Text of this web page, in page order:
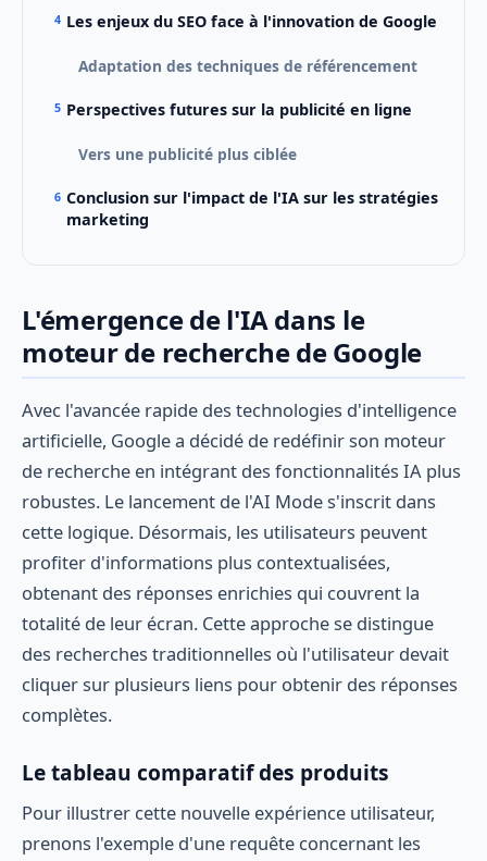
Les enjeux du SEO face à l'innovation de Google
Adaptation des techniques de référencement
Perspectives futures sur la publicité en ligne
Vers une publicité plus ciblée
Conclusion sur l'impact de l'IA sur les stratégies
marketing
L'émergence de l'IA dans le
moteur de recherche de Google
Avec l'avancée rapide des technologies d'intelligence
artificielle, Google a décidé de redéfinir son moteur
de recherche en intégrant des fonctionnalités IA plus
robustes. Le lancement de l'AI Mode s'inscrit dans
cette logique. Désormais, les utilisateurs peuvent
profiter d'informations plus contextualisées,
obtenant des réponses enrichies qui couvrent la
totalité de leur écran. Cette approche se distingue
des recherches traditionnelles où l'utilisateur devait
cliquer sur plusieurs liens pour obtenir des réponses
complètes.
Le tableau comparatif des produits
Pour illustrer cette nouvelle expérience utilisateur,
prenons l'exemple d'une requête concernant les